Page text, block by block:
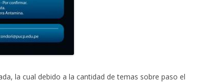
la cual debido a la cantidad de temas sobre paso el